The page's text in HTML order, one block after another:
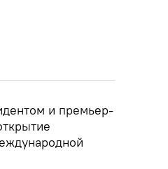
и премьер-